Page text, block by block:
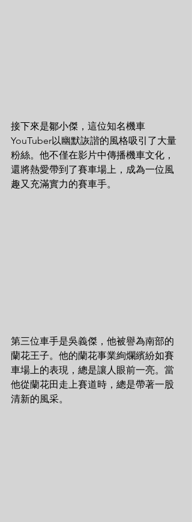
接下來是鄒小傑，這位知名機車
YouTuber以幽默詼諧的風格吸引了大量
粉絲。他不僅在影片中傳播機車文化，
還將熱愛帶到了賽車場上，成為一位風
趣又充滿實力的賽車手。
第三位車手是吳義傑，他被譽為南部的
蘭花王子。他的蘭花事業絢爛繽紛如賽
車場上的表現，總是讓人眼前一亮。當
他從蘭花田走上賽道時，總是帶著一股
清新的風采。